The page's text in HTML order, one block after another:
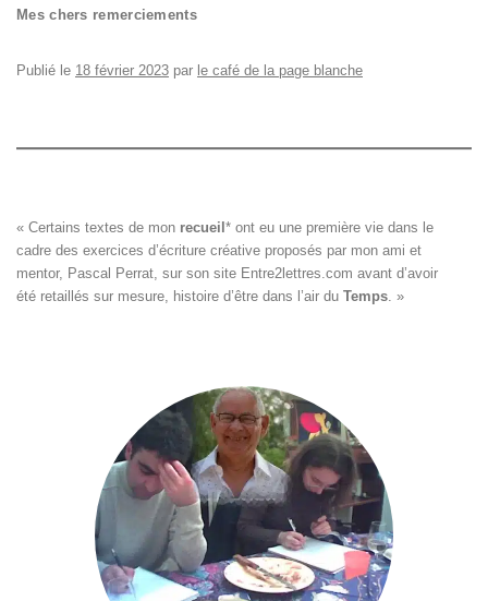
Mes chers remerciements
Publié le 18 février 2023 par le café de la page blanche
« Certains textes de mon recueil * ont eu une première vie dans le
cadre des exercices d’écriture créative proposés par mon ami et
mentor, Pascal Perrat, sur son site Entre2lettres.com avant d’avoir
été retaillés sur mesure, histoire d’être dans l’air du Temps. »